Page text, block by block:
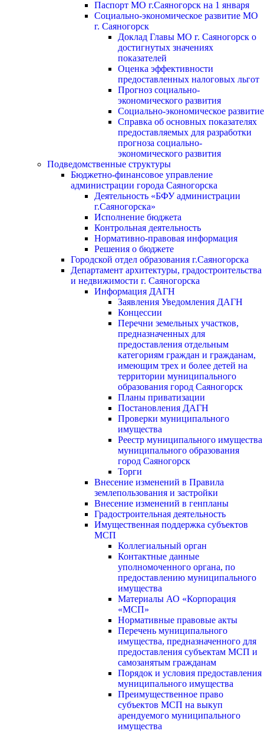
Паспорт МО г.Саяногорск на 1 января
Социально-экономическое развитие МО
г. Саяногорск
Доклад Главы МО г. Саяногорск о
достигнутых значениях
показателей
Оценка эффективности
предоставленных налоговых льгот
Прогноз социально-
экономического развития
Социально-экономическое развитие
Справка об основных показателях
предоставляемых для разработки
прогноза социально-
экономического развития
Подведомственные структуры
Бюджетно-финансовое управление
администрации города Саяногорска
Деятельность «БФУ администрации
г.Саяногорска»
Исполнение бюджета
Контрольная деятельность
Нормативно-правовая информация
Решения о бюджете
Городской отдел образования г.Саяногорска
Департамент архитектуры, градостроительства
и недвижимости г. Саяногорска
Информация ДАГН
Заявления Уведомления ДАГН
Концессии
Перечни земельных участков,
предназначенных для
предоставления отдельным
категориям граждан и гражданам,
имеющим трех и более детей на
территории муниципального
образования город Саяногорск
Планы приватизации
Постановления ДАГН
Проверки муниципального
имущества
Реестр муниципального имущества
муниципального образования
город Саяногорск
Торги
Внесение изменений в Правила
землепользования и застройки
Внесение изменений в генпланы
Градостроительная деятельность
Имущественная поддержка субъектов
МСП
Коллегиальный орган
Контактные данные
уполномоченного органа, по
предоставлению муниципального
имущества
Материалы АО «Корпорация
«МСП»
Нормативные правовые акты
Перечень муниципального
имущества, предназначенного для
предоставления субъектам МСП и
самозанятым гражданам
Порядок и условия предоставления
муниципального имущества
Преимущественное право
субъектов МСП на выкуп
арендуемого муниципального
имущества